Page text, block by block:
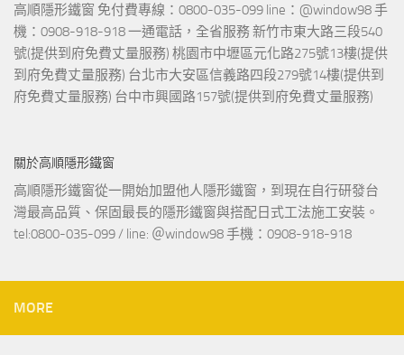
高順隱形鐵窗 免付費專線：0800-035-099 line：@window98 手
機：0908-918-918 一通電話，全省服務 新竹市東大路三段540
號(提供到府免費丈量服務) 桃園市中壢區元化路275號13樓(提供
到府免費丈量服務) 台北市大安區信義路四段279號14樓(提供到
府免費丈量服務) 台中市興國路157號(提供到府免費丈量服務)
關於高順隱形鐵窗
高順隱形鐵窗從一開始加盟他人隱形鐵窗，到現在自行研發台
灣最高品質、保固最長的隱形鐵窗與搭配日式工法施工安裝。
tel:0800-035-099 / line: ＠window98 手機：0908-918-918
MORE